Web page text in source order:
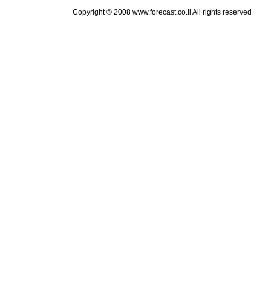
Copyright © 2008 www.forecast.co.il All rights reserved